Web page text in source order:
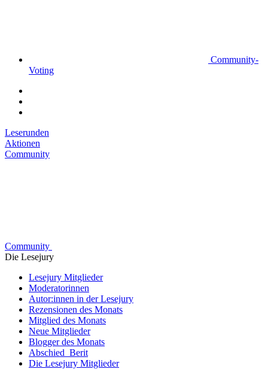
Community-
Voting
Leserunden
Aktionen
Community
Community
Die Lesejury
Lesejury Mitglieder
Moderatorinnen
Autor:innen in der Lesejury
Rezensionen des Monats
Mitglied des Monats
Neue Mitglieder
Blogger des Monats
Abschied_Berit
Die Lesejury Mitglieder